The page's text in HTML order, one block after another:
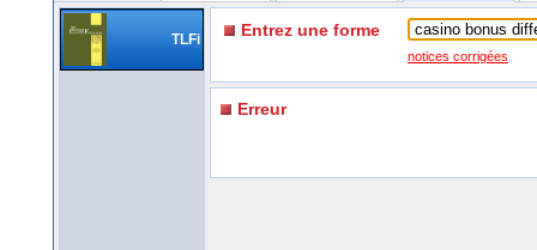
TLFi Entrez une forme
notices corrigées
Erreur